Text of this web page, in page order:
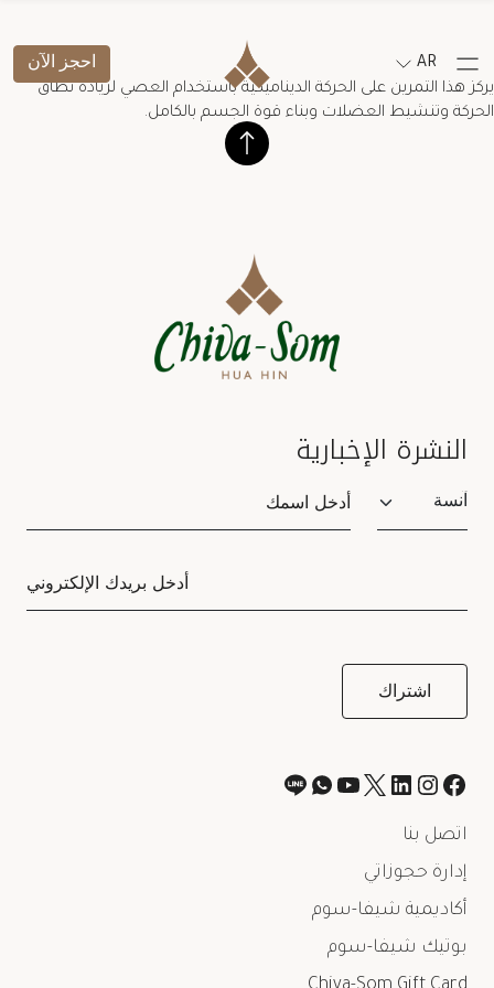
AR احجز الآن
يركز هذا التمرين على الحركة الديناميكية باستخدام العصي لزيادة نطاق
الحركة وتنشيط العضلات وبناء قوة الجسم بالكامل.
اتصل بنا
إدارة حجوزاتي
أكاديمية شيفا-سوم
بوتيك شيفا-سوم
النشرة الإخبارية
Salutation